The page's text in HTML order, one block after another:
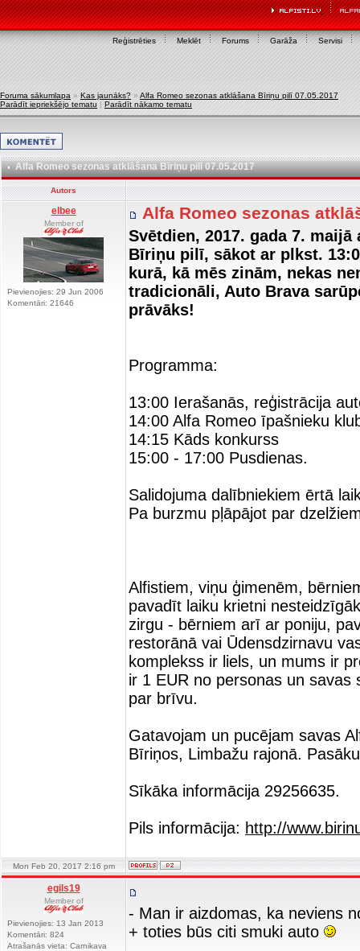
Reģistrēties Meklēt Forums Garāža Servisi
Foruma sākumlapa » Kas jaunāks? » Alfa Romeo sezonas atklāšana Bīriņu pilī 07.05.2017
Parādīt iepriekšējo tematu | Parādīt nākamo tematu
Alfa Romeo sezonas atklāšana Bīriņu pilī 07.05.2017
Autors
elbee
Member of
Pievienojies: 29 Jun 2006
Komentāri: 21646
Alfa Romeo sezonas
Svētdien, 2017. gada 7.
Bīriņu pilī, sākot ar plkst.
kurā, kā mēs zinām, nekas
tradicionāli, Auto Brava
prāvāks!
Programma:
13:00 Ierašanās, reģistrācija
14:00 Alfa Romeo īpašnieku
14:15 Kāds konkurss
15:00 - 17:00 Pusdienas.
Salidojuma dalībniekiem ērtā
Pa burzmu pļāpājot par
Alfistiem, viņu ģimenēm,
pavadīt laiku krietni
zirgu - bērniem arī ar poniju,
restorānā vai Ūdensdzirnavu
komplekss ir liels, un mums ir
ir 1 EUR no personas un
par brīvu.
Gatavojam un pucējam savas
Bīriņos, Limbažu rajonā.
Sīkāka informācija 29256635.
Pils informācija: http://
Mon Feb 20, 2017 2:16 pm
egils19
Member of
Pievienojies: 13 Jan 2013
Komentāri: 824
Atrašanās vieta: Carnikava
- Man ir aizdomas, ka neviens
+ toties būs citi smuki auto